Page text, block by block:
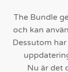
The Bundle
och kan
Dessutom
Nu är det